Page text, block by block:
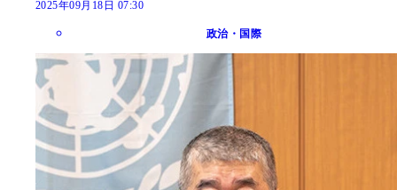
2025年09月18日 07:30
政治・国際